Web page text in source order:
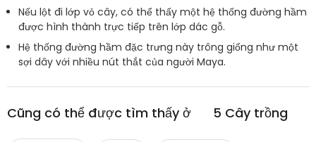
Nếu lột đi lớp vỏ cây, có thể thấy một hệ thống đường hầm
được hình thành trực tiếp trên lớp dác gỗ.
Hệ thống đường hầm đặc trưng này trông giống như một
sợi dây với nhiều nút thắt của người Maya.
Cũng có thể được tìm thấy ở 5 Cây trồng